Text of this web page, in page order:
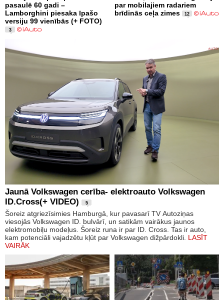
pasaulē 60 gadi –
Lamborghini piesaka īpašo
versiju 99 vienībās (+ FOTO)
3
par mobilajiem radariem
brīdinās ceļa zimes
12
Jaunā Volkswagen cerība- elektroauto Volkswagen
ID.Cross(+ VIDEO)
5
Šoreiz atgriezīsimies Hamburgā, kur pavasarī TV Autoziņas
viesojās Volkswagen ID. bulvārī, un satikām vairākus jaunos
elektromobiļu modeļus. Šoreiz runa ir par ID. Cross. Tas ir auto,
kam potenciāli vajadzētu kļūt par Volkswagen dižpārdokli. LASĪT
VAIRĀK